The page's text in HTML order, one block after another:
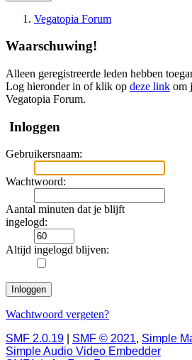
Vegatopia Forum
Waarschuwing!
Alleen geregistreerde leden hebben
Log hieronder in of klik op deze link om
Vegatopia Forum.
Inloggen
Gebruikersnaam:
Wachtwoord:
Aantal minuten dat je blijft
ingelogd:
Altijd ingelogd blijven:
Wachtwoord vergeten?
SMF 2.0.19
SMF © 2021, Simple
Simple Audio Video Embedder